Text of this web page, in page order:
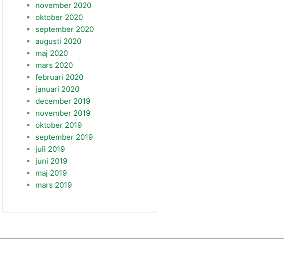
november 2020
oktober 2020
september 2020
augusti 2020
maj 2020
mars 2020
februari 2020
januari 2020
december 2019
november 2019
oktober 2019
september 2019
juli 2019
juni 2019
maj 2019
mars 2019